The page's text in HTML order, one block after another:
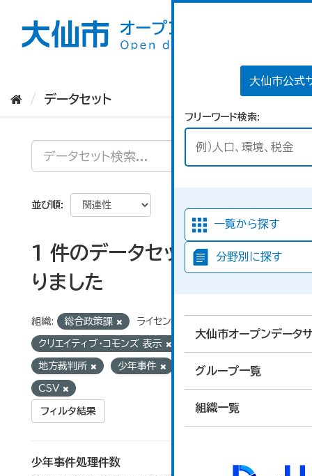
大仙市公式
フリーワード検索
一覧から探す
分野別に探す
大仙市オープンデータ
グループ一覧
組織一覧
データセット
並び順
1 件のデータセットが見つか
りました
組織: 総合政策課 ライセンス:
クリエイティブ・コモンズ 表示
地方裁判所 少年事件 フォーマット:
CSV
フィルタ結果
少年事件処理件数